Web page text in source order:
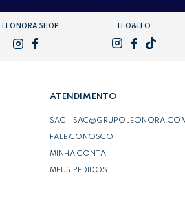
LEONORA SHOP LEO&LEO
ATENDIMENTO
SAC -
FALE CONOSCO
MINHA CONTA
MEUS PEDIDOS